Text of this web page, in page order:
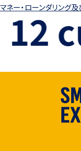
マネー・ローンダリング